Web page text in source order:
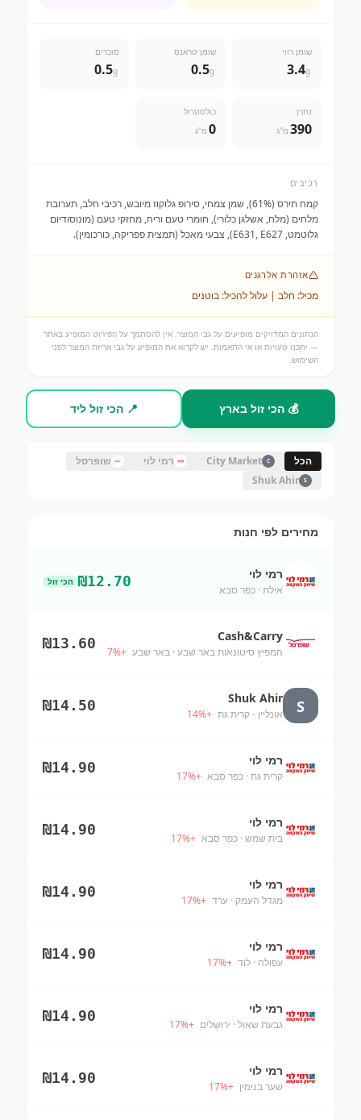
שומן רווי
3.4g
שומן טראנס
0.5g
סוכרים
0.5g
נתרן
390 מ"ג
כולסטרול
0 מ"ג
רכיבים
קמח תירס (61%), שמן צמחי, סירופ גלוקוז מיובש, רכיבי חלב, תערובת
מלחים (מלח, אשלגן כלורי), חומרי טעם וריח, מחזקי טעם (מונוסודיום
גלוטמט, E631, E627), צבעי מאכל (תמצית פפריקה, כורכומין).
אזהרת אלרגנים
מכיל: חלב | עלול להכיל: בוטנים
הנתונים המדויקים מופיעים על גבי המוצר. אין להסתמך על הפירוט המופיע באתר
— יתכנו טעויות או אי התאמות. יש לקרוא את המופיע על גבי אריזת המוצר לפני
השימוש.
💰 הכי זול בארץ 📍 הכי זול ליד
הכל C
City Market רמי לוי שופרסל
S
Shuk Ahir
מחירים לפי חנות
רמי לוי
אילת · כפר סבא
₪12.70 הכי זול
Cash&Carry
המפיץ סיטונאות באר שבע · באר שבע +
7%
₪13.60
S
Shuk Ahir
אונליין - קרית גת +
14%
₪14.50
רמי לוי
קרית גת · כפר סבא +
17%
₪14.90
רמי לוי
בית שמש · כפר סבא +
17%
₪14.90
רמי לוי
מגדל העמק · ערד +
17%
₪14.90
רמי לוי
עפולה · לוד +
17%
₪14.90
רמי לוי
גבעת שאול · ירושלים +
17%
₪14.90
רמי לוי
שער בנימין +
17%
₪14.90